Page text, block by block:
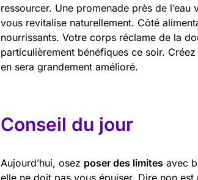
ressourcer. Une promenade près de
vous revitalise naturellement. Côté
nourrissants. Votre corps réclame de la
particulièrement bénéfiques ce soir.
en sera grandement amélioré.
Conseil du jour
Aujourd’hui, osez poser des limites avec
elle ne doit pas vous épuiser. Dire non